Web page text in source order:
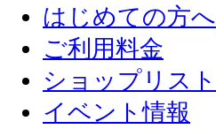
はじめての方へ
ご利用料金
ショップリスト
イベント情報